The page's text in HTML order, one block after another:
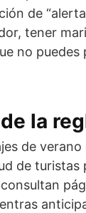
de
tener
no puedes
la
de
de turistas